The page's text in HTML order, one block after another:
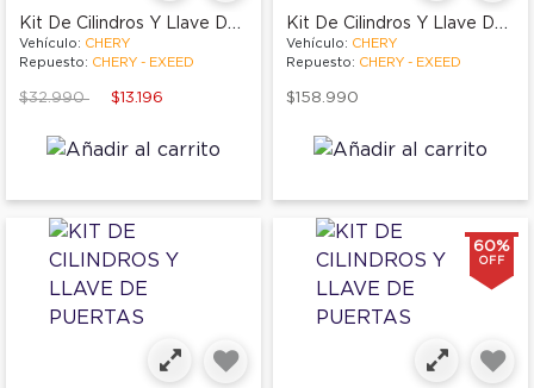
Kit De Cilindros Y Llave De Puertas
Vehículo: CHERY
Repuesto: CHERY - EXEED
Price reduced from
$32.990to $13.196
Kit De Cilindros Y Llave De Puertas
Vehículo: CHERY
Repuesto: CHERY - EXEED
$158.990
60%
OFF